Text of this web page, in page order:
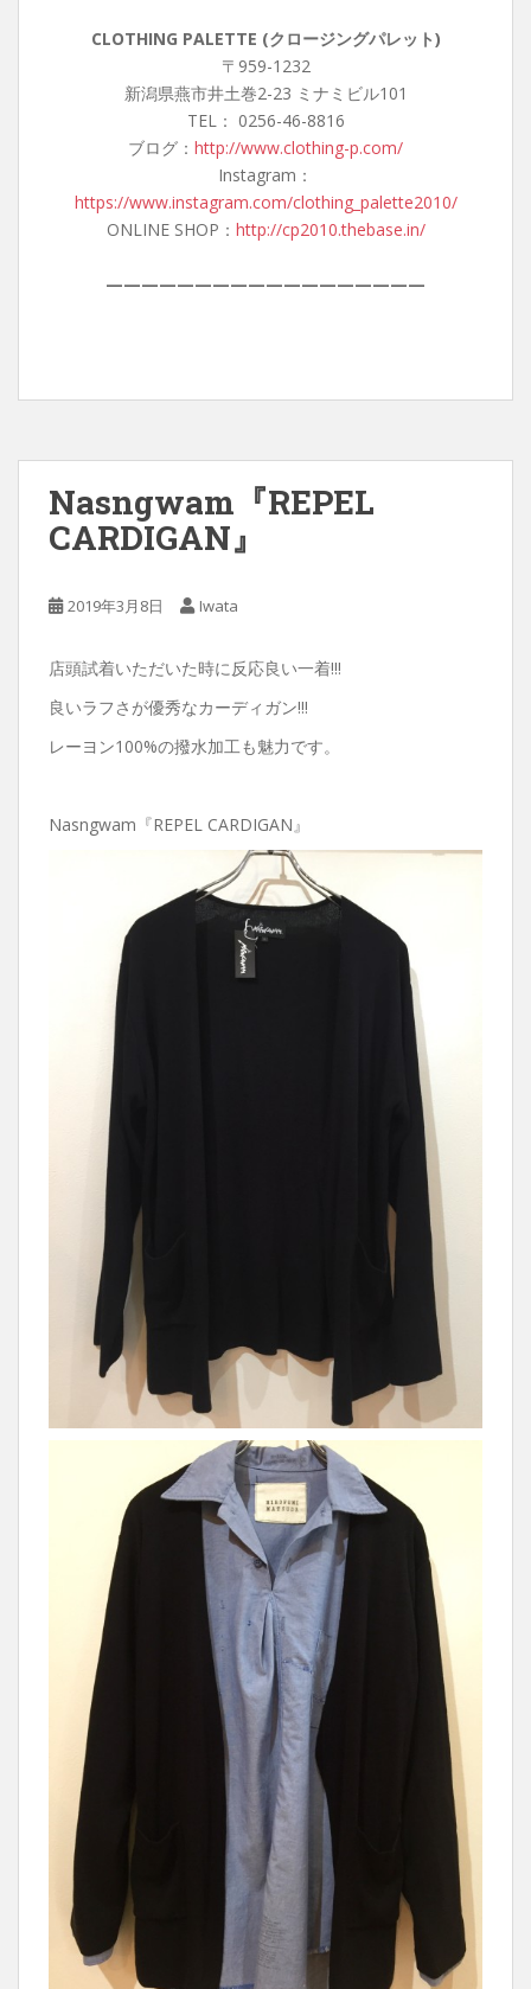
CLOTHING PALETTE (クロージングパレット)
〒959-1232
新潟県燕市井土巻2-23 ミナミビル101
TEL： 0256-46-8816
ブログ： http://www.clothing-p.com/
Instagram：
https://www.instagram.com/clothing_palette2010/
ONLINE SHOP： http://cp2010.thebase.in/
——————————————————
Nasngwam『REPEL
CARDIGAN』
2019年3月8日 Iwata
店頭試着いただいた時に反応良い一着!!!
良いラフさが優秀なカーディガン!!!
レーヨン100%の撥水加工も魅力です。
Nasngwam『REPEL CARDIGAN』